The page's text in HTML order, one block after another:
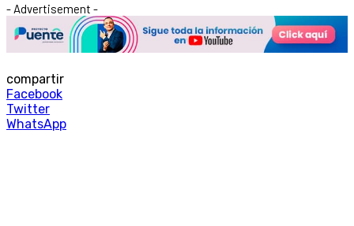
- Advertisement -
compartir
Facebook
Twitter
WhatsApp